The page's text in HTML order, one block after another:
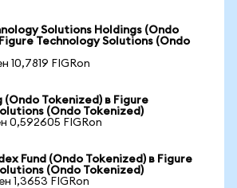
Solutions Holdings (Ondo
Technology Solutions (Ondo
10,7819 FIGRon
(Ondo Tokenized) в Figure
(Ondo Tokenized)
0,592605 FIGRon
Fund (Ondo Tokenized) в Figure
(Ondo Tokenized)
1,3653 FIGRon